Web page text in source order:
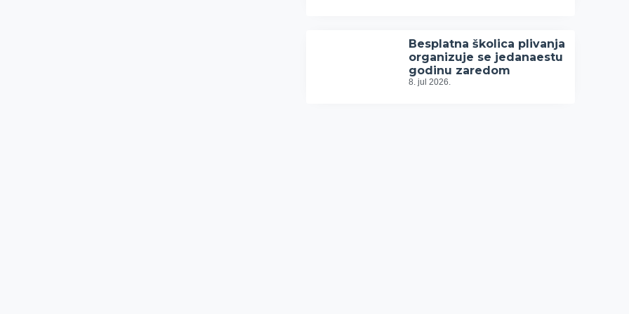
Besplatna školica plivanja
organizuje se jedanaestu
godinu zaredom
8. jul 2026.